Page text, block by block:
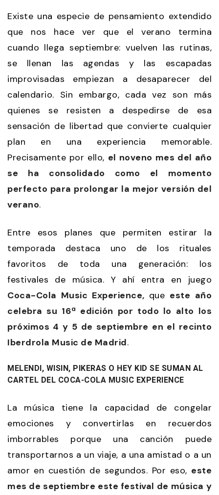
Existe una especie de pensamiento extendido
que nos hace ver que el verano termina
cuando llega septiembre: vuelven las rutinas,
se llenan las agendas y las escapadas
improvisadas empiezan a desaparecer del
calendario. Sin embargo, cada vez son más
quienes se resisten a despedirse de esa
sensación de libertad que convierte cualquier
plan en una experiencia memorable.
Precisamente por ello, el noveno mes del año
se ha consolidado como el momento
perfecto para prolongar la mejor versión del
verano.
Entre esos planes que permiten estirar la
temporada destaca uno de los rituales
favoritos de toda una generación: los
festivales de música. Y ahí entra en juego
Coca-Cola Music Experience, que este año
celebra su 16ª edición por todo lo alto los
próximos 4 y 5 de septiembre en el recinto
Iberdrola Music de Madrid.
MELENDI, WISIN, PIKERAS O HEY KID SE SUMAN AL
CARTEL DEL COCA-COLA MUSIC EXPERIENCE
La música tiene la capacidad de congelar
emociones y convertirlas en recuerdos
imborrables porque una canción puede
transportarnos a un viaje, a una amistad o a un
amor en cuestión de segundos. Por eso, este
mes de septiembre este festival de música y